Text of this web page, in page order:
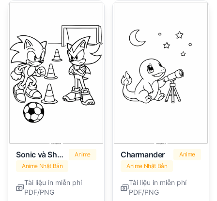
Sonic và Shadow
Anime
Anime Nhật Bản
Tài liệu in miễn phí
PDF/PNG
Charmander
Anime
Anime Nhật Bản
Tài liệu in miễn phí
PDF/PNG